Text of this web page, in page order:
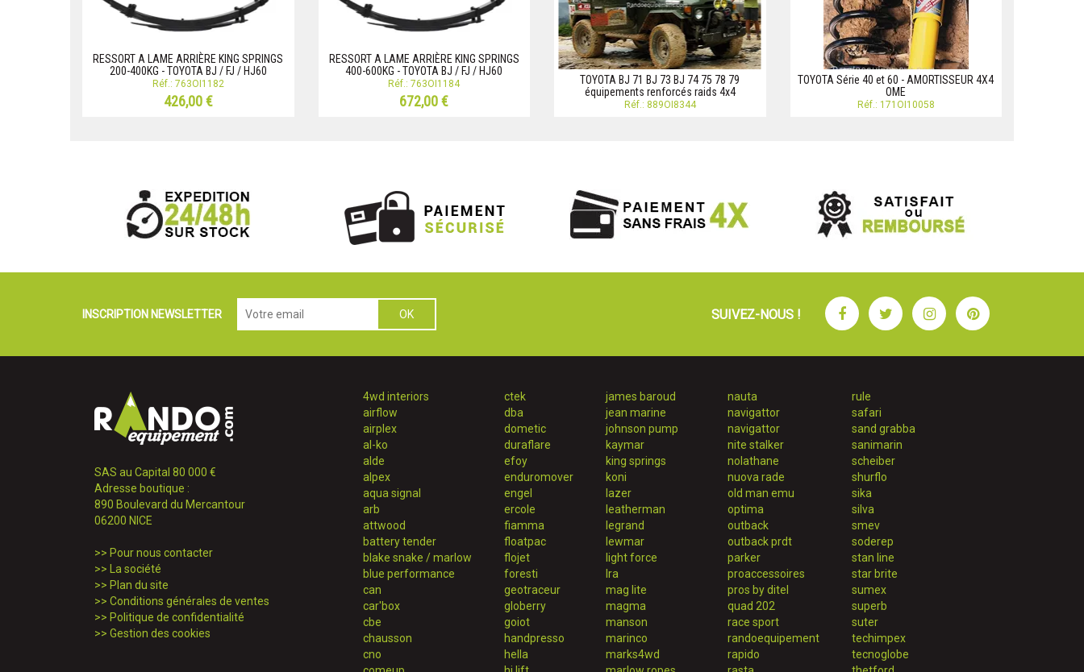
RESSORT A LAME ARRIÈRE KING SPRINGS
200-400KG - TOYOTA BJ / FJ / HJ60
Réf.: 763OI1182
426,00 €
RESSORT A LAME ARRIÈRE KING SPRINGS
400-600KG - TOYOTA BJ / FJ / HJ60
Réf.: 763OI1184
672,00 €
TOYOTA BJ 71 BJ 73 BJ 74 75 78 79
équipements renforcés raids 4x4
Réf.: 889OI8344
TOYOTA Série 40 et 60 - AMORTISSEUR 4X4
OME
Réf.: 171OI10058
INSCRIPTION NEWSLETTER SUIVEZ-NOUS ! FacebookTwitterInstagramPinterest
SAS au Capital 80 000 €
Adresse boutique :
890 Boulevard du Mercantour
06200 NICE
>> Pour nous contacter
>>
La société
>> Plan du site
>> Conditions générales de ventes
>> Politique de confidentialité
>> Gestion des cookies
4wd interiors
airflow
airplex
al-ko
alde
alpex
aqua signal
arb
attwood
battery tender
blake snake / marlow
blue performance
can
car'box
cbe
chausson
cno
ctek
dba
dometic
duraflare
efoy
enduromover
engel
ercole
fiamma
floatpac
flojet
foresti
geotraceur
globerry
goiot
handpresso
hella
james baroud
jean marine
johnson pump
kaymar
king springs
koni
lazer
leatherman
legrand
lewmar
light force
lra
mag lite
magma
manson
marinco
marks4wd
nauta
navigattor
navigattor
nite stalker
nolathane
nuova rade
old man emu
optima
outback
outback prdt
parker
proaccessoires
pros by ditel
quad 202
race sport
randoequipement
rapido
rule
safari
sand grabba
sanimarin
scheiber
shurflo
sika
silva
smev
soderep
stan line
star brite
sumex
superb
suter
techimpex
tecnoglobe